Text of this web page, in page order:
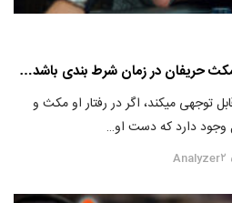
حریفان در زمان شرط بندی باشد…
توجهی میکند، اگر در رفتار او مکث و
وجود دارد که دست او…
Analyzer۲